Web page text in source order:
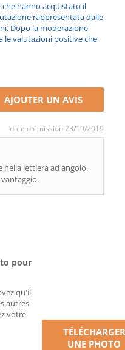
che hanno acquistato il
rappresentata dalle
Dopo la moderazione
le valutazioni positive che
AJOUTER UN AVIS
date d'émission 23/10/2019
nella lettiera ad angolo.
pour
qu'il
autres
votre
TÉLÉCHARGER
UNE PHOTO